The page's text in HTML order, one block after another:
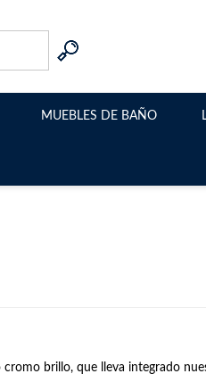
REGISTRAR
MUEBLES DE BAÑO
brillo, que lleva integrado